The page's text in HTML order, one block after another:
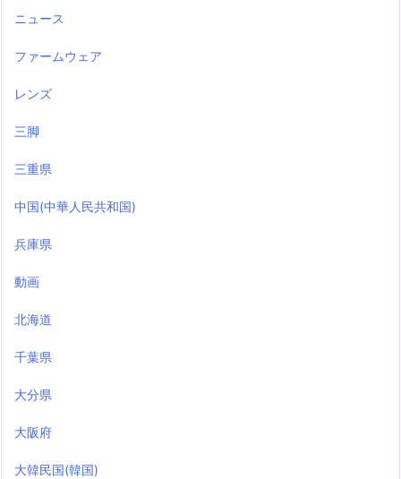
ニュース
ファームウェア
レンズ
三脚
三重県
中国(中華人民共和国)
兵庫県
動画
北海道
千葉県
大分県
大阪府
大韓民国(韓国)